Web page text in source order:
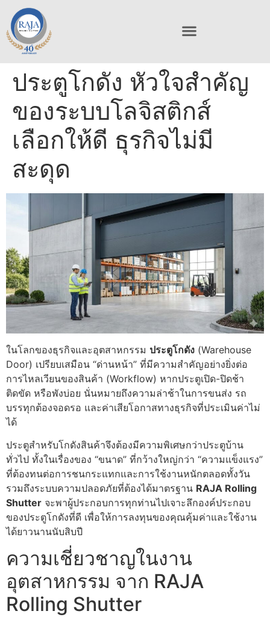
ประตูโกดัง หัวใจสำคัญ
ของระบบโลจิสติกส์
เลือกให้ดี ธุรกิจไม่มี
สะดุด
ในโลกของธุรกิจและอุตสาหกรรม ประตูโกดัง (Warehouse
Door) เปรียบเสมือน “ด่านหน้า” ที่มีความสำคัญอย่างยิ่งต่อ
การไหลเวียนของสินค้า (Workflow) หากประตูเปิด-ปิดช้า
ติดขัด หรือพังบ่อย นั่นหมายถึงความล่าช้าในการขนส่ง รถ
บรรทุกต้องจอดรอ และค่าเสียโอกาสทางธุรกิจที่ประเมินค่าไม่
ได้
ประตูสำหรับโกดังสินค้าจึงต้องมีความพิเศษกว่าประตูบ้าน
ทั่วไป ทั้งในเรื่องของ “ขนาด” ที่กว้างใหญ่กว่า “ความแข็งแรง”
ที่ต้องทนต่อการชนกระแทกและการใช้งานหนักตลอดทั้งวัน
รวมถึงระบบความปลอดภัยที่ต้องได้มาตรฐาน RAJA Rolling
Shutter จะพาผู้ประกอบการทุกท่านไปเจาะลึกองค์ประกอบ
ของประตูโกดังที่ดี เพื่อให้การลงทุนของคุณคุ้มค่าและใช้งาน
ได้ยาวนานนับสิบปี
ความเชี่ยวชาญในงาน
อุตสาหกรรม จาก RAJA
Rolling Shutter